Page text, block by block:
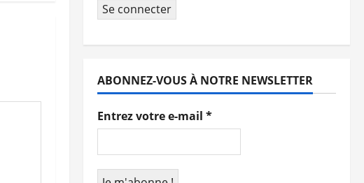
Se connecter
ABONNEZ-VOUS À NOTRE NEWSLETTER
Entrez votre e-mail *